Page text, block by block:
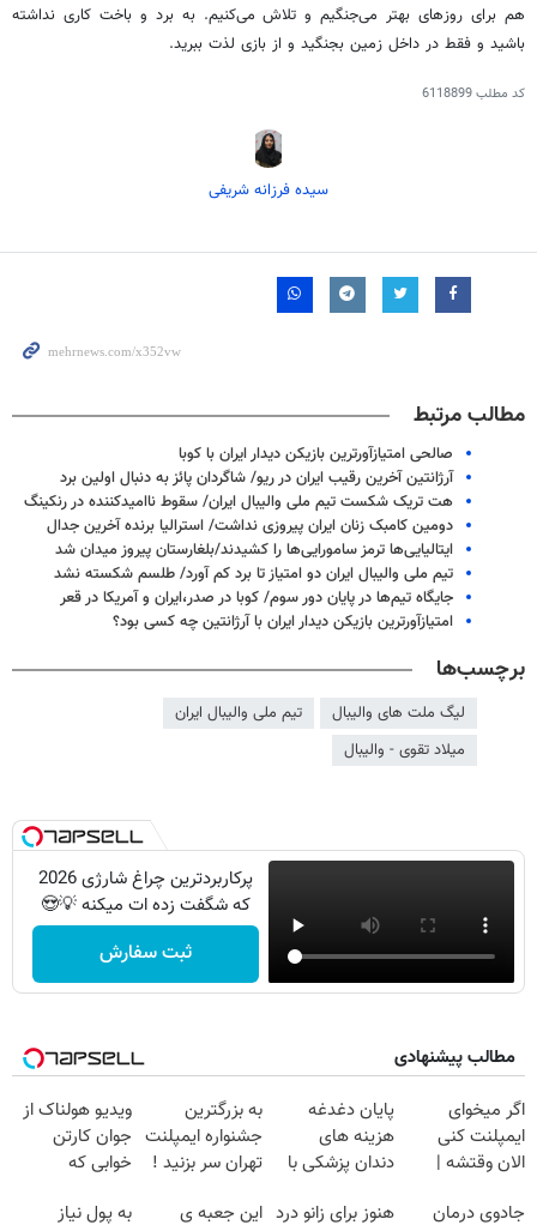
هم برای روزهای بهتر می‌جنگیم و تلاش می‌کنیم. به برد و باخت کاری نداشته
باشید و فقط در داخل زمین بجنگید و از بازی لذت ببرید.
کد مطلب6118899
سیده فرزانه شریفی
مطالب مرتبط
صالحی امتیازآورترین بازیکن دیدار ایران با کوبا
آرژانتین آخرین رقیب ایران در ریو/ شاگردان پائز به دنبال اولین برد
هت تریک شکست تیم ملی والیبال ایران/ سقوط ناامیدکننده در رنکینگ
دومین کامبک زنان ایران پیروزی نداشت/ استرالیا برنده آخرین جدال
ایتالیایی‌ها ترمز سامورایی‌ها را کشیدند/بلغارستان پیروز میدان شد
تیم ملی والیبال ایران دو امتیاز تا برد کم آورد/ طلسم شکسته نشد
جایگاه تیم‌ها در پایان دور سوم/ کوبا در صدر،ایران و آمریکا در قعر
امتیازآورترین بازیکن دیدار ایران با آرژانتین چه کسی بود؟
برچسب‌ها
لیگ ملت های والیبال
تیم ملی والیبال ایران
میلاد تقوی - والیبال
پرکاربردترین چراغ شارژی 2026
که شگفت زده ات میکنه 💡😍
ثبت سفارش
مطالب پیشنهادی
اگر میخوای
ایمپلنت کنی
الان وقتشه |
میلیون تومان!!!
پایان دغدغه
هزینه های
دندان پزشکی با
خانگی
به بزرگترین
جشنواره ایمپلنت
تهران سر بزنید !
میلیون !
ویدیو هولناک از
جوان کارتن
خوابی که
آموزش رایگان
جادوی درمان هنوز برای زانو درد این جعبه ی به پول نیاز